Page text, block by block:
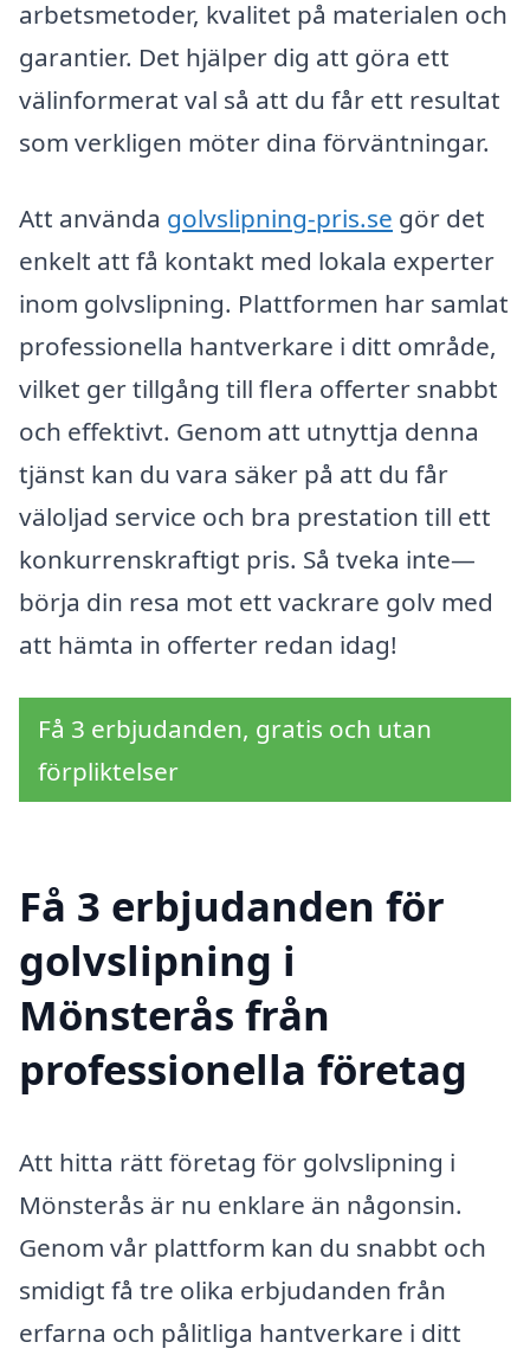
arbetsmetoder, kvalitet på materialen och
garantier. Det hjälper dig att göra ett
välinformerat val så att du får ett resultat
som verkligen möter dina förväntningar.
Att använda golvslipning-pris.se gör det
enkelt att få kontakt med lokala experter
inom golvslipning. Plattformen har samlat
professionella hantverkare i ditt område,
vilket ger tillgång till flera offerter snabbt
och effektivt. Genom att utnyttja denna
tjänst kan du vara säker på att du får
väloljad service och bra prestation till ett
konkurrenskraftigt pris. Så tveka inte—
börja din resa mot ett vackrare golv med
att hämta in offerter redan idag!
Få 3 erbjudanden, gratis och utan
förpliktelser
Få 3 erbjudanden för
golvslipning i
Mönsterås från
professionella företag
Att hitta rätt företag för golvslipning i
Mönsterås är nu enklare än någonsin.
Genom vår plattform kan du snabbt och
smidigt få tre olika erbjudanden från
erfarna och pålitliga hantverkare i ditt